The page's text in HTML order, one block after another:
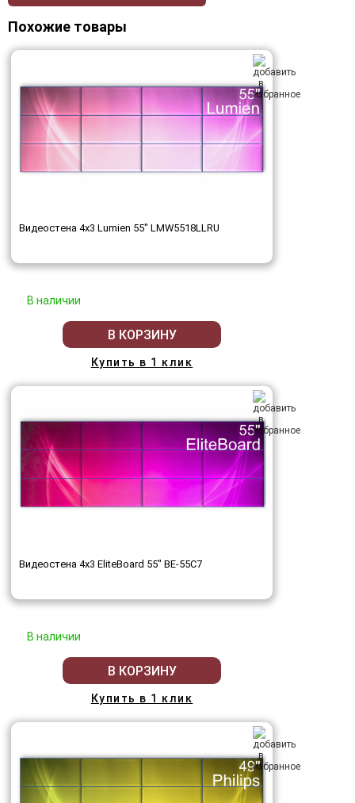
Похожие товары
Видеостена 4x3 Lumien 55" LMW5518LLRU
В наличии
В КОРЗИНУ
Купить в 1 клик
Видеостена 4x3 EliteBoard 55" BE-55C7
В наличии
В КОРЗИНУ
Купить в 1 клик